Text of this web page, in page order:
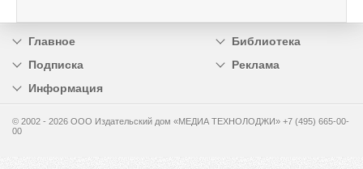
Главное
Библиотека
Подписка
Реклама
Информация
© 2002 - 2026 OOO Издательский дом «МЕДИА ТЕХНОЛОДЖИ» +7 (495) 665-00-
00